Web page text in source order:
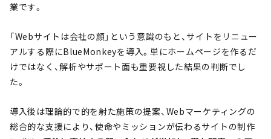
業です。
「Webサイトは会社の顔」という意識のもと、サイトをリニュー
アルする際にBlueMonkeyを導入。単にホームページを作るだ
けではなく、解析やサポート面も重要視した結果の判断でし
た。
導入後は理論的で的を射た施策の提案、Webマーケティングの
総合的な支援により、使命やミッションが伝わるサイトの制作